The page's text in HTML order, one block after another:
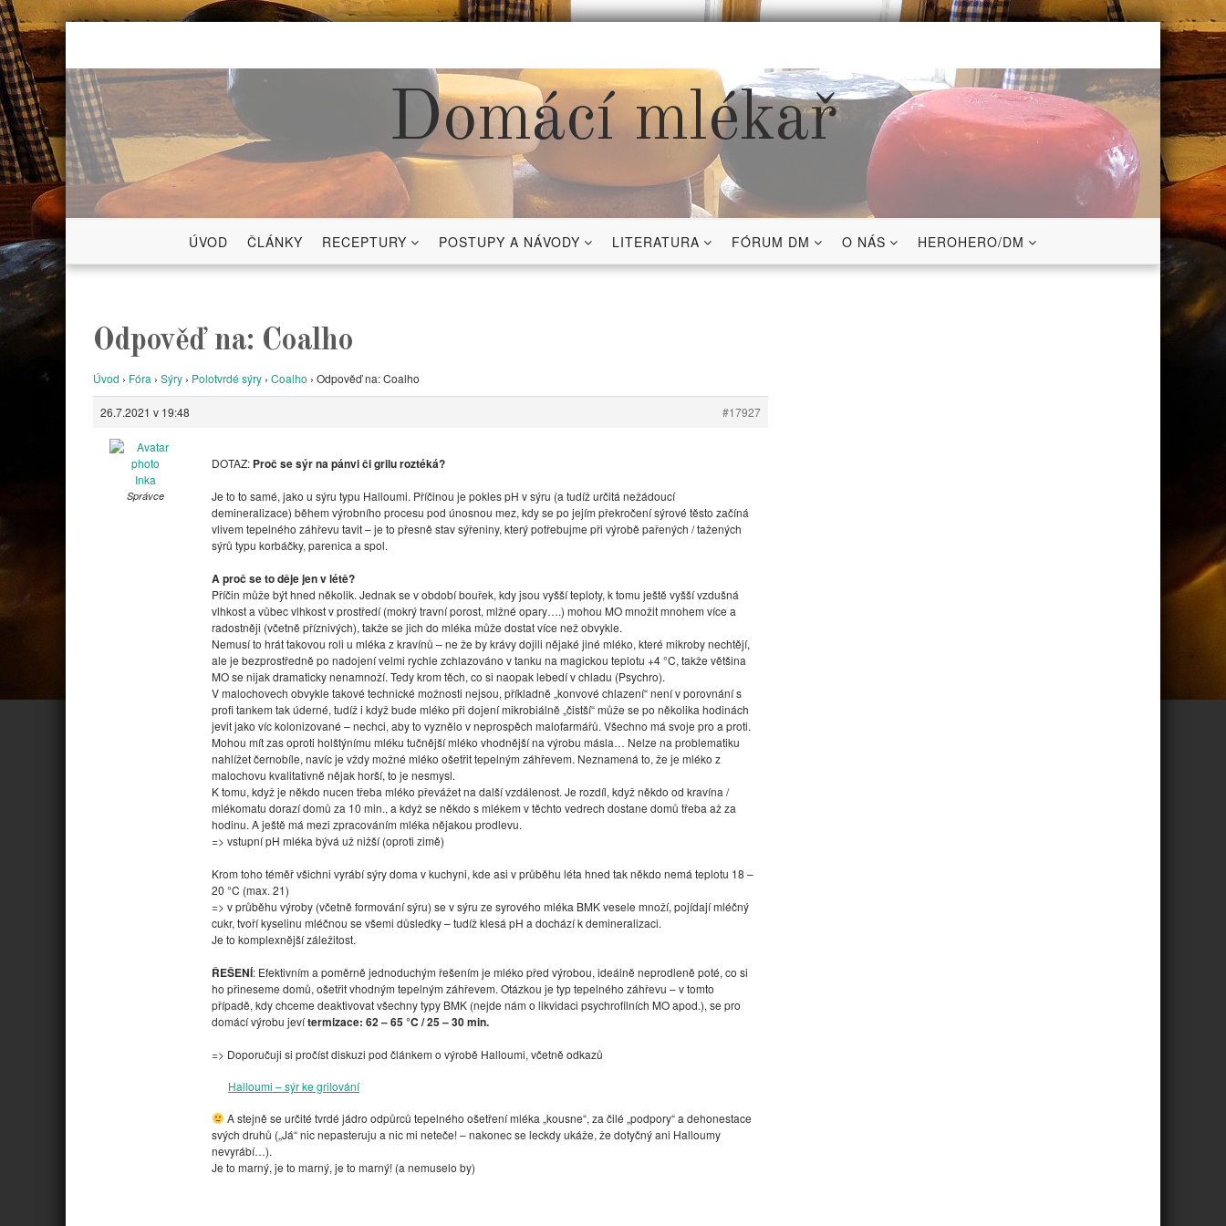
Skip
content
Domácí mlékař
ÚVOD ČLÁNKY RECEPTURY POSTUPY A NÁVODY LITERATURA FÓRUM DM O NÁS HEROHERO/DM
Odpověď na: Coalho
Úvod › Fóra › Sýry › Polotvrdé sýry › Coalho › Odpověď na: Coalho
26.7.2021 v 19:48 #17927
Inka
Správce
DOTAZ: Proč se sýr na pánvi či grilu roztéká?
Je to to samé, jako u sýru typu Halloumi. Příčinou je pokles pH v sýru (a tudíž určitá nežádoucí
demineralizace) během výrobního procesu pod únosnou mez, kdy se po jejím překročení sýrové těsto začíná
vlivem tepelného záhřevu tavit – je to přesně stav sýřeniny, který potřebujme při výrobě pařených / tažených
sýrů typu korbáčky, parenica a spol.
A proč se to děje jen v létě?
Příčin může být hned několik. Jednak se v období bouřek, kdy jsou vyšší teploty, k tomu ještě vyšší vzdušná
vlhkost a vůbec vlhkost v prostředí (mokrý travní porost, mlžné opary….) mohou MO množit mnohem více a
radostněji (včetně příznivých), takže se jich do mléka může dostat více než obvykle.
Nemusí to hrát takovou roli u mléka z kravínů – ne že by krávy dojili nějaké jiné mléko, které mikroby nechtějí,
ale je bezprostředně po nadojení velmi rychle zchlazováno v tanku na magickou teplotu +4 °C, takže většina
MO se nijak dramaticky nenamnoží. Tedy krom těch, co si naopak lebedí v chladu (Psychro).
V malochovech obvykle takové technické možnosti nejsou, příkladně „konvové chlazení“ není v porovnání s
profi tankem tak úderné, tudíž i když bude mléko při dojení mikrobiálně „čistší“ může se po několika hodinách
jevit jako víc kolonizované – nechci, aby to vyznělo v neprospěch malofarmářů. Všechno má svoje pro a proti.
Mohou mít zas oproti holštýnímu mléku tučnější mléko vhodnější na výrobu másla… Nelze na problematiku
nahlížet černobíle, navíc je vždy možné mléko ošetřit tepelným záhřevem. Neznamená to, že je mléko z
malochovu kvalitativně nějak horší, to je nesmysl.
K tomu, když je někdo nucen třeba mléko převážet na další vzdálenost. Je rozdíl, když někdo od kravína /
mlékomatu dorazí domů za 10 min., a když se někdo s mlékem v těchto vedrech dostane domů třeba až za
hodinu. A ještě má mezi zpracováním mléka nějakou prodlevu.
=> vstupní pH mléka bývá už nižší (oproti zimě)
Krom toho téměř všichni vyrábí sýry doma v kuchyni, kde asi v průběhu léta hned tak někdo nemá teplotu 18 –
20 °C (max. 21)
=> v průběhu výroby (včetně formování sýru) se v sýru ze syrového mléka BMK vesele množí, pojídají mléčný
cukr, tvoří kyselinu mléčnou se všemi důsledky – tudíž klesá pH a dochází k demineralizaci.
Je to komplexnější záležitost.
ŘEŠENÍ: Efektivním a poměrně jednoduchým řešením je mléko před výrobou, ideálně neprodleně poté, co si
ho přineseme domů, ošetřit vhodným tepelným záhřevem. Otázkou je typ tepelného záhřevu – v tomto
případě, kdy chceme deaktivovat všechny typy BMK (nejde nám o likvidaci psychrofilních MO apod.), se pro
domácí výrobu jevítermizace: 62 – 65 °C / 25 – 30 min.
=> Doporučuji si pročíst diskuzi pod článkem o výrobě Halloumi, včetně odkazů
Halloumi – sýr ke grilování
A stejně se určité tvrdé jádro odpůrců tepelného ošetření mléka „kousne“, za čilé „podpory“ a dehonestace
svých druhů („Já“ nic nepasteruju a nic mi neteče! – nakonec se leckdy ukáže, že dotyčný ani Halloumy
nevyrábí…).
Je to marný, je to marný, je to marný! (a nemuselo by)